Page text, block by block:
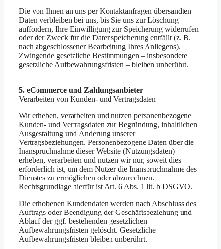
Die von Ihnen an uns per Kontaktanfragen übersandten
Daten verbleiben bei uns, bis Sie uns zur Löschung
auffordern, Ihre Einwilligung zur Speicherung widerrufen
oder der Zweck für die Datenspeicherung entfällt (z. B.
nach abgeschlossener Bearbeitung Ihres Anliegens).
Zwingende gesetzliche Bestimmungen – insbesondere
gesetzliche Aufbewahrungsfristen – bleiben unberührt.
5. eCommerce und Zahlungs­anbieter
Verarbeiten von Kunden- und Vertragsdaten
Wir erheben, verarbeiten und nutzen personenbezogene
Kunden- und Vertragsdaten zur Begründung, inhaltlichen
Ausgestaltung und Änderung unserer
Vertragsbeziehungen. Personenbezogene Daten über die
Inanspruchnahme dieser Website (Nutzungsdaten)
erheben, verarbeiten und nutzen wir nur, soweit dies
erforderlich ist, um dem Nutzer die Inanspruchnahme des
Dienstes zu ermöglichen oder abzurechnen.
Rechtsgrundlage hierfür ist Art. 6 Abs. 1 lit. b DSGVO.
Die erhobenen Kundendaten werden nach Abschluss des
Auftrags oder Beendigung der Geschäftsbeziehung und
Ablauf der ggf. bestehenden gesetzlichen
Aufbewahrungsfristen gelöscht. Gesetzliche
Aufbewahrungsfristen bleiben unberührt.